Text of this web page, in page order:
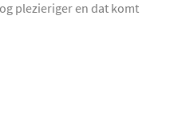
plezieriger en dat komt